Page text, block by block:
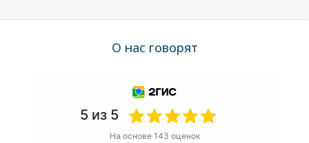
О нас говорят
5 из 5
На основе 143 оценок